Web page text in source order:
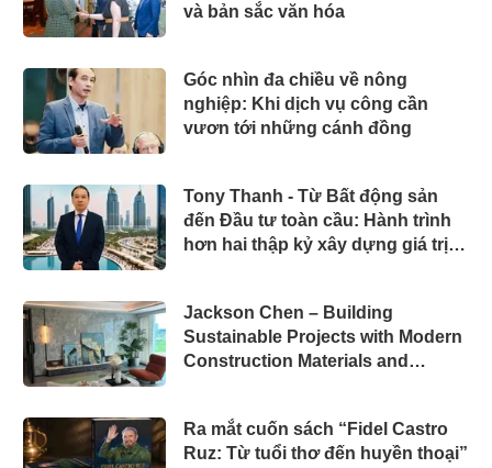
và bản sắc văn hóa
Góc nhìn đa chiều về nông
nghiệp: Khi dịch vụ công cần
vươn tới những cánh đồng
Tony Thanh - Từ Bất động sản
đến Đầu tư toàn cầu: Hành trình
hơn hai thập kỷ xây dựng giá trị
Jackson Chen – Building
Sustainable Projects with Modern
Construction Materials and
Ra mắt cuốn sách “Fidel Castro
Ruz: Từ tuổi thơ đến huyền thoại”